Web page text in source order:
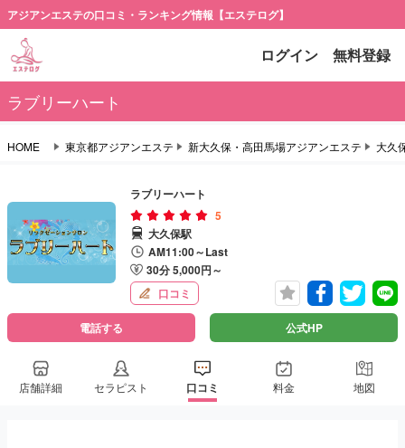
アジアンエステの口コミ・ランキング情報【エステログ】
ログイン 無料登録
ラブリーハート
HOME 東京都アジアンエステ 新大久保・高田馬場アジアンエステ 大久
ラブリーハート
5
大久保駅
AM11:00～Last
30分 5,000円～
口コミ
電話する 公式HP
店舗詳細 セラピスト 口コミ 料金 地図